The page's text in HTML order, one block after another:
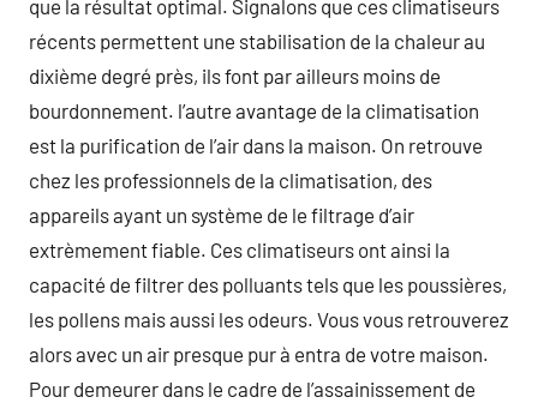
que la résultat optimal. Signalons que ces climatiseurs
récents permettent une stabilisation de la chaleur au
dixième degré près, ils font par ailleurs moins de
bourdonnement. l’autre avantage de la climatisation
est la purification de l’air dans la maison. On retrouve
chez les professionnels de la climatisation, des
appareils ayant un système de le filtrage d’air
extrèmement fiable. Ces climatiseurs ont ainsi la
capacité de filtrer des polluants tels que les poussières,
les pollens mais aussi les odeurs. Vous vous retrouverez
alors avec un air presque pur à entra de votre maison.
Pour demeurer dans le cadre de l’assainissement de